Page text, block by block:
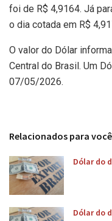
foi de R$ 4,9164. Já
o dia cotada em R$
O valor do Dólar
Central do Brasil. Um
07/05/2026.
Relacionados para
Dólar do
Dólar do